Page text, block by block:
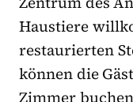
Haustiere
restaurierten
können die
Zimmer